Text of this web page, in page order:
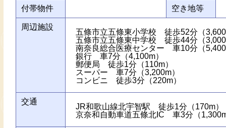
付帯物件 空き地等
周辺施設
五條市立五條東小学校 徒歩52分（
五條市立五條東中学校 徒歩44分（
南奈良総合医療センター 車10分（
銀行 車7分（4,100m）
郵便局 徒歩1分（110m）
スーパー 車7分（3,200m）
コンビニ 徒歩3分（220m）
交通
JR和歌山線北宇智駅 徒歩1分（170m）
京奈和自動車道五條北IC 車3分（